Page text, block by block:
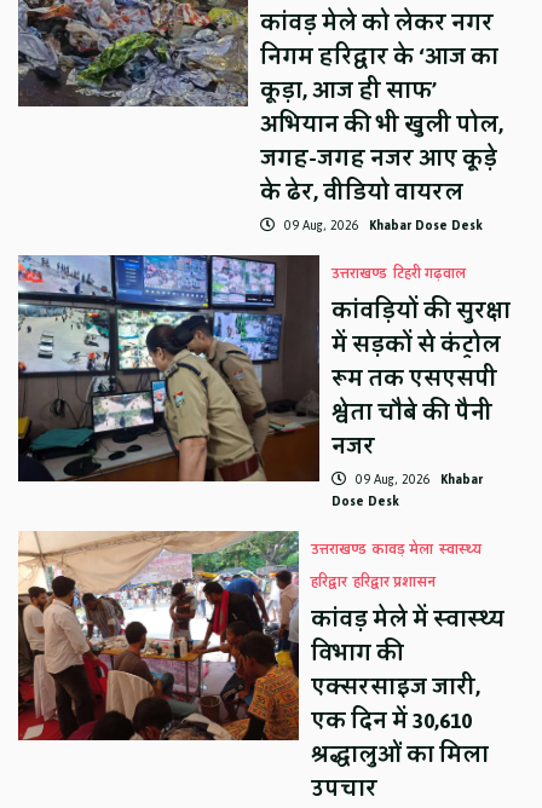
कांवड़ मेले को लेकर नगर
निगम हरिद्वार के ‘आज का
कूड़ा, आज ही साफ’
अभियान की भी खुली पोल,
जगह-जगह नजर आए कूड़े
के ढेर, वीडियो वायरल
09 Aug, 2026 Khabar Dose Desk
उत्तराखण्ड टिहरी गढ़वाल
कांवड़ियों की सुरक्षा
में सड़कों से कंट्रोल
रूम तक एसएसपी
श्वेता चौबे की पैनी
नजर
09 Aug, 2026 Khabar
Dose Desk
उत्तराखण्ड कावड़ मेला स्वास्थ्य
हरिद्वार हरिद्वार प्रशासन
कांवड़ मेले में स्वास्थ्य
विभाग की
एक्सरसाइज जारी,
एक दिन में 30,610
श्रद्धालुओं का मिला
उपचार